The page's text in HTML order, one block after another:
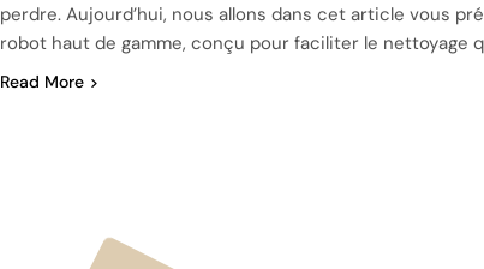
perdre. Aujourd’hui, nous allons dans cet article vous
robot haut de gamme, conçu pour faciliter le nettoyage
Read More